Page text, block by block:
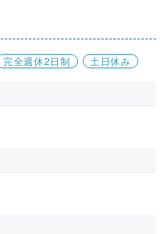
完全週休2日制 土日休み